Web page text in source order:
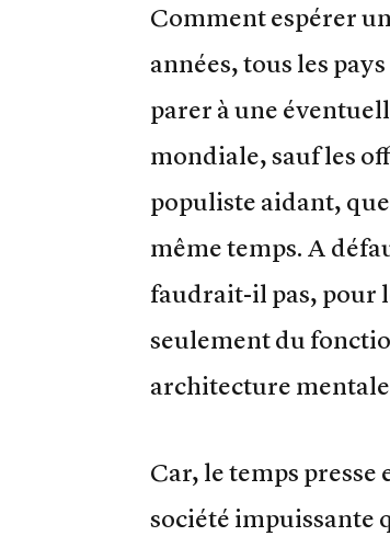
Comment espérer
années, tous les
parer à une
mondiale, sauf les
populiste aidant,
même temps. A
faudrait-il pas, pour
seulement du
architecture mentale
Car, le temps presse
société impuissante